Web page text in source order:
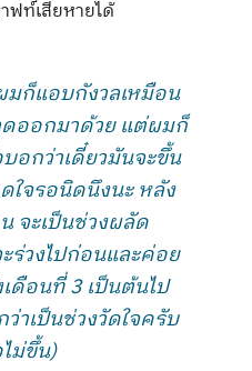
ฟท์เสียหายได้
มก็แอบกังวลเหมือน
ออกมาด้วย แต่ผมก็
กว่าเดี๋ยวมันจะขึ้น
ใจรอนิดนึงนะ หลัง
จะเป็นช่วงผลัด
ร่วงไปก่อนและค่อย
ดือนที่ 3 เป็นต้นไป
าเป็นช่วงวัดใจครับ
ม่ขึ้น)